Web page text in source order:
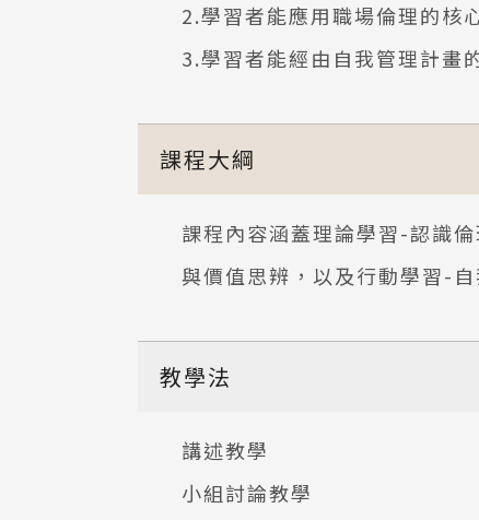
2.學習者能應用職場倫理的核
3.學習者能經由自我管理計畫
課程大綱
課程內容涵蓋理論學習-認識
與價值思辨，以及行動學習-
教學法
講述教學
小組討論教學